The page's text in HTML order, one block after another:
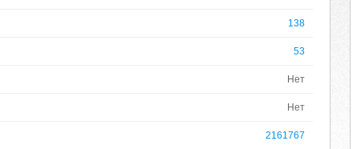
138
53
Нет
Нет
2161767